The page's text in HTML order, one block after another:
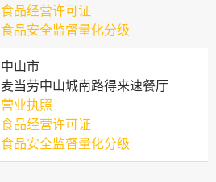
食品经营许可证
食品安全监督量化分级
中山市
麦当劳中山城南路得来速餐厅
营业执照
食品经营许可证
食品安全监督量化分级